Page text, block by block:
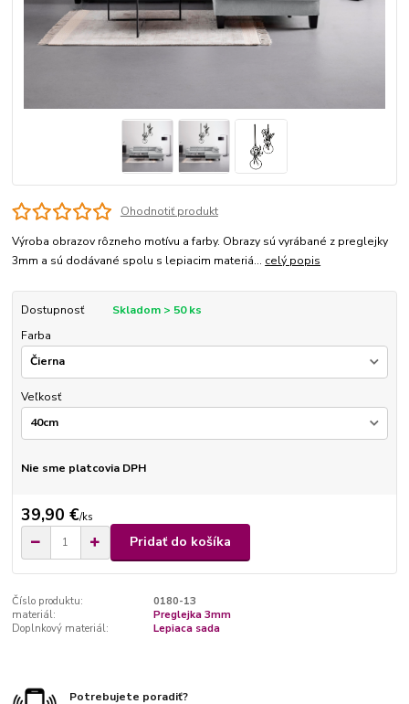
Ohodnotiť produkt
Výroba obrazov rôzneho motívu a farby. Obrazy sú vyrábané z preglejky
3mm a sú dodávané spolu s lepiacim materiá... celý popis
Dostupnosť
Skladom > 50 ks
Farba
Veľkosť
Nie sme platcovia DPH
39,90 €/ks
Pridať do košíka
Číslo produktu:
0180-13
materiál:
Preglejka 3mm
Doplnkový materiál:
Lepiaca sada
Potrebujete poradiť?